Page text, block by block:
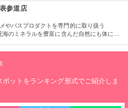
参道店
やバスプロダクトを専門的に取り扱う
のミネラルを豊富に含んだ自然にも体にも
ットをランキング形式でご紹介しま